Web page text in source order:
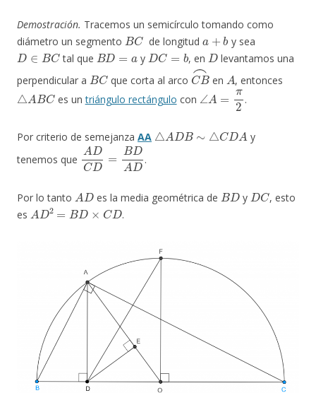
Demostración. Tracemos un semicírculo tomando como
diámetro un segmento
BC
de longitud
a+b
y sea
D∈BC
tal que
BD=a
y
DC=b
, en
D
levantamos una
perpendicular a
BC
que corta al arco
CB⌢
en
A
, entonces
△ ABC
es untriángulo rectángulo con
∠ A 2
.
Por criterio de semejanza AA
△ ADB∼ D A
y
tenemos que
ADC BDA
.
Por lo tanto
A D
es la media geométrica de
BD
y
DC
, esto
es
AD2=BD×CD
.